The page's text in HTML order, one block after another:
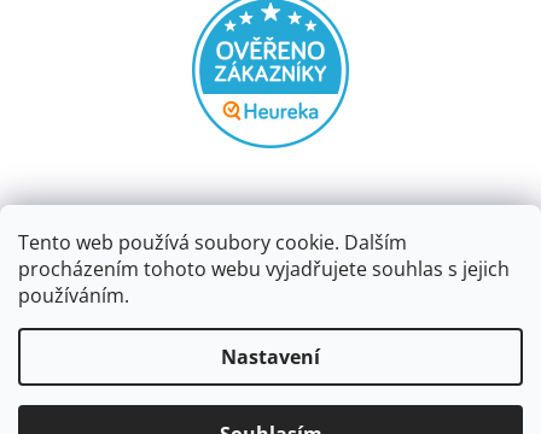
Tento web používá soubory cookie. Dalším
procházením tohoto webu vyjadřujete souhlas s jejich
používáním.
Nastavení